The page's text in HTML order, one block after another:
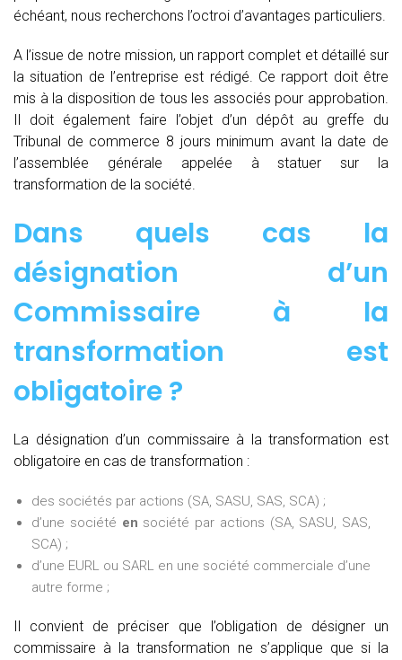
échéant, nous recherchons l’octroi d’avantages particuliers.
A l’issue de notre mission, un rapport complet et détaillé sur
la situation de l’entreprise est rédigé. Ce rapport doit être
mis à la disposition de tous les associés pour approbation.
Il doit également faire l’objet d’un dépôt au greffe du
Tribunal de commerce 8 jours minimum avant la date de
l’assemblée générale appelée à statuer sur la
transformation de la société.
Dans quels cas la
désignation d’un
Commissaire à la
transformation est
obligatoire ?
La désignation d’un commissaire à la transformation est
obligatoire en cas de transformation :
des sociétés par actions (SA, SASU, SAS, SCA) ;
d’une société en société par actions (SA, SASU, SAS,
SCA) ;
d’une EURL ou SARL en une société commerciale d’une
autre forme ;
Il convient de préciser que l’obligation de désigner un
commissaire à la transformation ne s’applique que si la